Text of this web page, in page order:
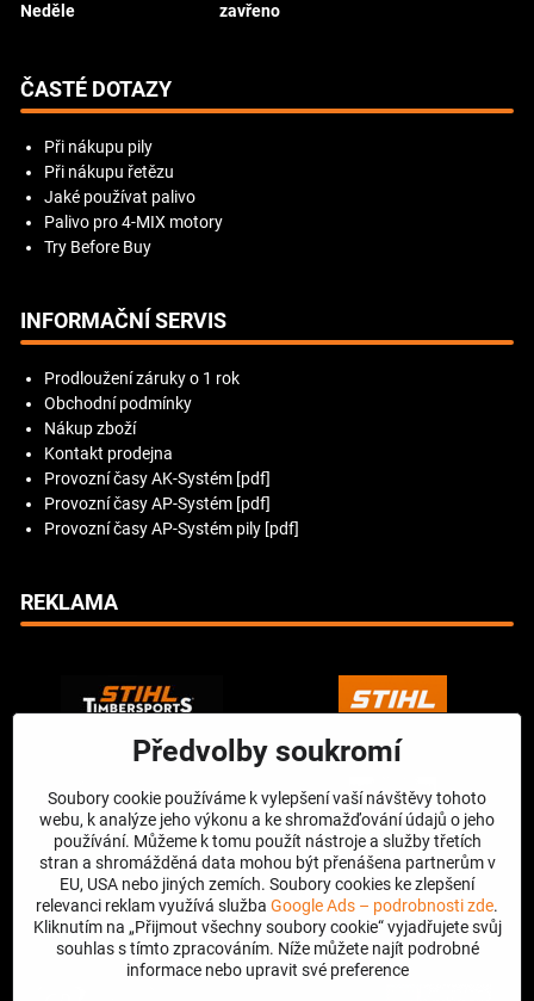
Neděle
zavřeno
ČASTÉ DOTAZY
Při nákupu pily
Při nákupu řetězu
Jaké používat palivo
Palivo pro 4-MIX motory
Try Before Buy
INFORMAČNÍ SERVIS
Prodloužení záruky o 1 rok
Obchodní podmínky
Nákup zboží
Kontakt prodejna
Provozní časy AK-Systém [pdf]
Provozní časy AP-Systém [pdf]
Provozní časy AP-Systém pily [pdf]
REKLAMA
Předvolby soukromí
Soubory cookie používáme k vylepšení vaší návštěvy tohoto
webu, k analýze jeho výkonu a ke shromažďování údajů o jeho
používání. Můžeme k tomu použít nástroje a služby třetích
stran a shromážděná data mohou být přenášena partnerům v
EU, USA nebo jiných zemích. Soubory cookies ke zlepšení
relevanci reklam využívá služba Google Ads – podrobnosti zde.
Kliknutím na „Přijmout všechny soubory cookie“ vyjadřujete svůj
souhlas s tímto zpracováním. Níže můžete najít podrobné
informace nebo upravit své preference